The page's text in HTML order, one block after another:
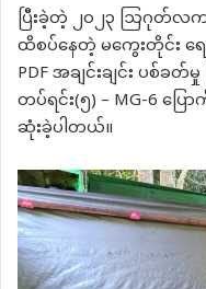
ပြီးခဲ့တဲ့ ၂၀၂၃ ဩဂုတ်လက
ထိစပ်နေတဲ့ မကွေးတိုင်း ရ
PDF အချင်းချင်း ပစ်ခတ်မှု
တပ်ရင်း(၅) – MG-6 ပြေ
ဆုံးခဲ့ပါတယ်။